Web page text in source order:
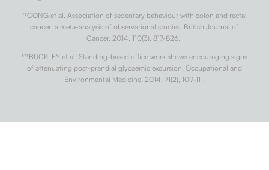
††CONG et al. Association of sedentary behaviour with colon and rectal
cancer: a meta-analysis of observational studies. British Journal of
Cancer. 2014, 110(3), 817-826.
†††BUCKLEY et al. Standing-based office work shows encouraging signs
of attenuating post-prandial glycaemic excursion. Occupational and
Environmental Medicine. 2014, 71(2), 109-111.